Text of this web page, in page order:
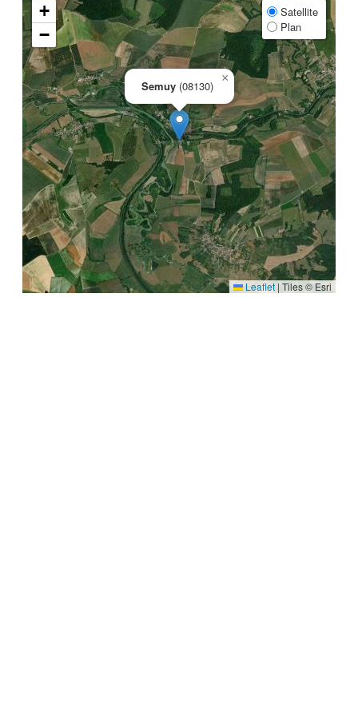
Semuy (08130)
×
+
−
Satellite
Plan
Leaflet | Tiles © Esri